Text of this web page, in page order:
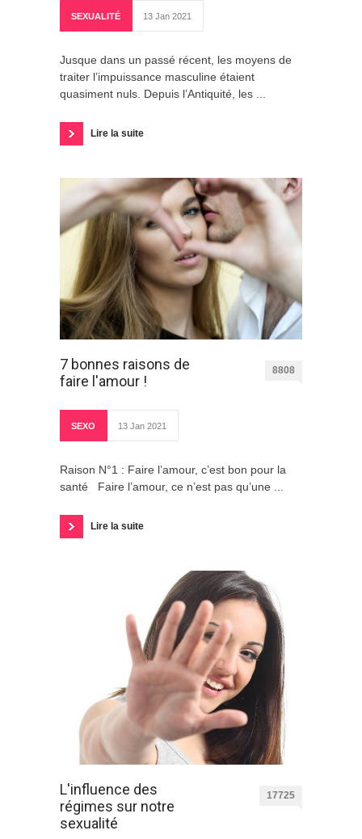
SEXUALITÉ 13 Jan 2021
Jusque dans un passé récent, les moyens de
traiter l’impuissance masculine étaient
quasiment nuls. Depuis l’Antiquité, les ...
Lire la suite
7 bonnes raisons de
faire l'amour !
8808
SEXO 13 Jan 2021
Raison N°1 : Faire l’amour, c’est bon pour la
santé Faire l’amour, ce n’est pas qu’une ...
Lire la suite
L'influence des
régimes sur notre
sexualité
17725